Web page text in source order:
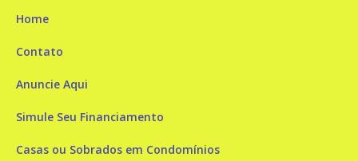
Home
Contato
Anuncie Aqui
Simule Seu Financiamento
Casas ou Sobrados em Condomínios